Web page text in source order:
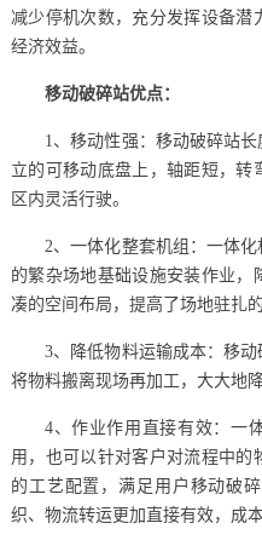
减少停机次数，充分发挥设备潜
经济效益。
移动破碎站优点：
1、移动性强：移动破碎站
立的可移动底盘上，轴距短，转
区内灵活行驶。
2、一体化整套机组：一体
的繁杂场地基础设施安装作业，
凑的空间布局，提高了场地驻扎的
3、降低物料运输成本：移
将物料搬离现场再加工，大大地
4、作业作用直接有效：一
用，也可以针对客户对流程中
的工艺配置，满足用户移动破
织、物流转运更加直接有效，成